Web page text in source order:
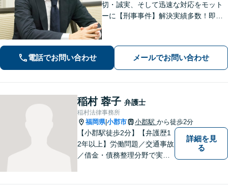
切・誠実、そして迅速な対応をモット
ーに【刑事事件】解決実績多数！即時
選択肢と法的権利を明確にし、納得の
いく決断ができるよう支援いたします
電話でお問い合わせ メールでお問い合わせ
稲村 蓉子 弁護士
稲村法律事務所
福岡県|小郡市 小郡駅 から徒歩2分
【小郡駅徒歩2分】【弁護歴1
2年以上】労働問題／交通事故
／借金・債務整理分野で実績
詳細を見
る